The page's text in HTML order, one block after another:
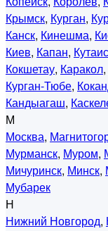
Крымск, Курган,
Канск, Кинешма,
Киев, Капан,
Кокшетау, Каракол,
Курган-Тюбе,
Кандыагаш,
М
Москва,
Мурманск, Муром,
Мичуринск, Минск,
Мубарек
Н
Нижний Новгород,